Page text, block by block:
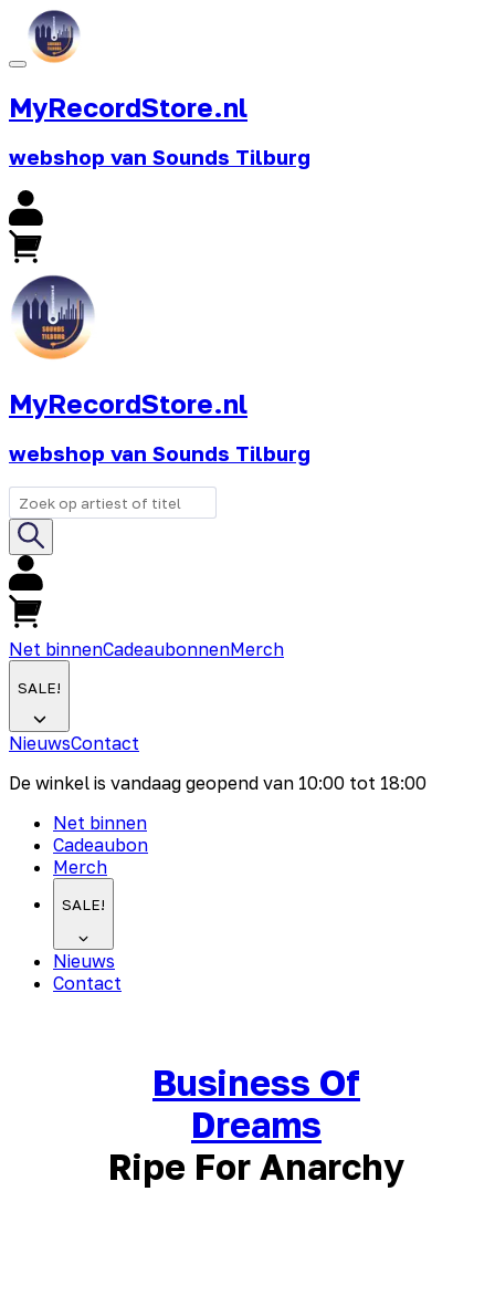
MyRecordStore.nl
webshop van Sounds Tilburg
MyRecordStore.nl
webshop van Sounds Tilburg
Net binnenCadeaubonnenMerch
SALE!
NieuwsContact
De winkel is vandaag geopend van 10:00 tot 18:00
Net binnen
Cadeaubon
Merch
SALE!
Nieuws
Contact
Business Of
Dreams
Ripe For Anarchy